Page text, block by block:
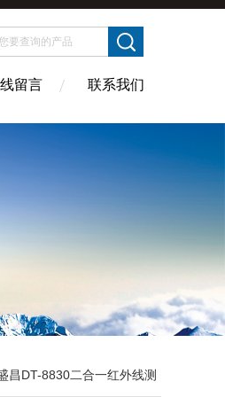
留言 联系我们
昌DT-8830二合一红外线测